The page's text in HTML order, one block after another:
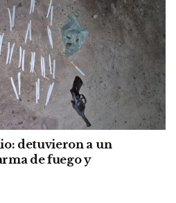
detuvieron a un
de fuego y